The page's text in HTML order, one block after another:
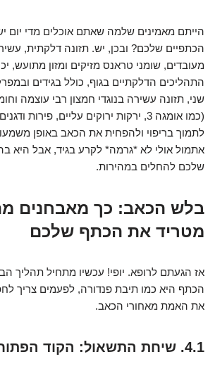
הייתם מאמינים שלמה שאתם אוכלים מדי יום
הכתפיים שלכם? ובכן, יש. תזונה דלקתית,
מעובדים, שומני טראנס מזיקים ומזון מתועש,
התהליכים הדלקתיים בגוף, כולל בגידים
שני, תזונה עשירה בנוגדי חמצון רבי עוצמה
(כמו אומגה 3, ירקות ירוקים עליים, פירות
לתמוך בריפוי ולהפחית את הכאב באופן
אתמול אולי לא *גרמה* לקרע בגיד, אבל היא
שלכם להחלים במהירות.
בלש הכאב: כך מאבחנים
מטריד את הכתף שלכם
אז הגעתם לרופא. יופי! עכשיו מתחיל תהליך
הכתף היא כמו תיבת פנדורה, לפעמים צריך
את האמת מאחורי הכאב.
4.1. שיחת התשאול: הקוד הפתוח של הכתף